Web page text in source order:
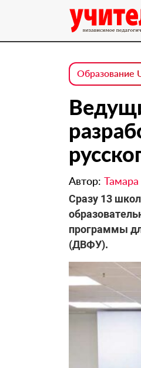
Образование
Автор: Тамара
Сразу 13
программы
(ДВФУ).